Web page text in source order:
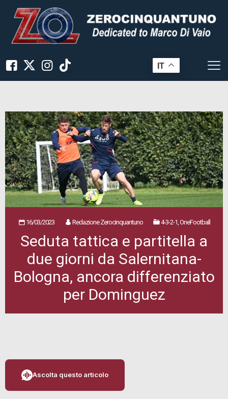
IT
16/03/2023 Redazione Zerocinquantuno 4-3-2-1, OneFootball
Seduta tattica e partitella a
due giorni da Salernitana-
Bologna, ancora differenziato
per Dominguez
Ascolta questo articolo